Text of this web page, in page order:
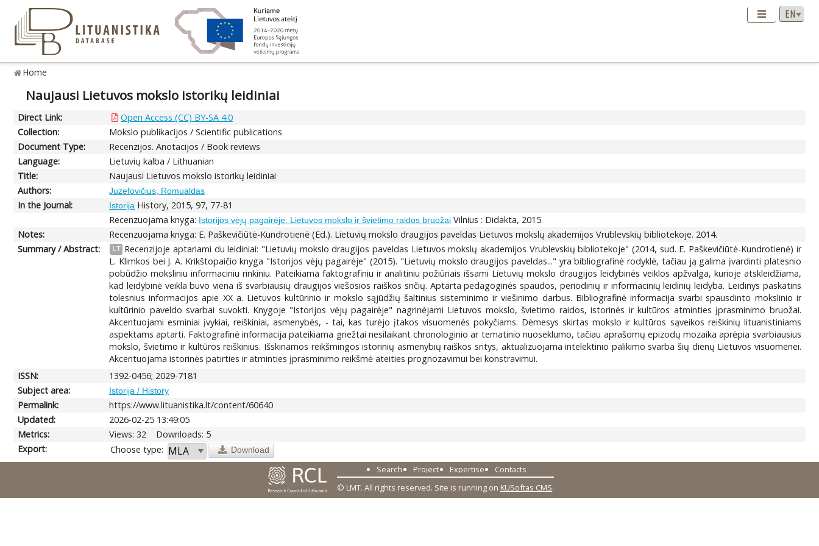
Home
Naujausi Lietuvos mokslo istorikų leidiniai
Direct Link:
Open Access (CC) BY-SA 4.0
Collection:
Mokslo publikacijos / Scientific publications
Document Type:
Recenzijos. Anotacijos / Book reviews
Language:
Lietuvių kalba / Lithuanian
Title:
Naujausi Lietuvos mokslo istorikų leidiniai
Authors:
Juzefovičius, Romualdas
In the Journal: Istorija History, 2015, 97, 77-81
Recenzuojama knyga: Istorijos vėjų pagairėje: Lietuvos mokslo ir švietimo raidos bruožai Vilnius : Didakta, 2015.
Notes:
Recenzuojama knyga: E. Paškevičiūtė-Kundrotienė (Ed.). Lietuvių mokslo draugijos paveldas Lietuvos mokslų akademijos Vrublevskių bibliotekoje. 2014.
Summary / Abstract:
LT Recenzijoje aptariami du leidiniai: "Lietuvių mokslo draugijos paveldas Lietuvos mokslų akademijos Vrublevskių bibliotekoje" (2014, sud. E. Paškevičiūtė-Kundrotienė) ir
L. Klimkos bei J. A. Krikštopaičio knyga "Istorijos vėjų pagairėje" (2015). "Lietuvių mokslo draugijos paveldas..." yra bibliografinė rodyklė, tačiau ją galima įvardinti platesnio
pobūdžio moksliniu informaciniu rinkiniu. Pateikiama faktografiniu ir analitiniu požiūriais išsami Lietuvių mokslo draugijos leidybinės veiklos apžvalga, kurioje atskleidžiama,
kad leidybinė veikla buvo viena iš svarbiausių draugijos viešosios raiškos sričių. Aptarta pedagoginės spaudos, periodinių ir informacinių leidinių leidyba. Leidinys paskatins
tolesnius informacijos apie XX a. Lietuvos kultūrinio ir mokslo sąjūdžių šaltinius sisteminimo ir viešinimo darbus. Bibliografinė informacija svarbi spausdinto mokslinio ir
kultūrinio paveldo svarbai suvokti. Knygoje "Istorijos vėjų pagairėje" nagrinėjami Lietuvos mokslo, švietimo raidos, istorinės ir kultūros atminties įprasminimo bruožai.
Akcentuojami esminiai įvykiai, reiškiniai, asmenybės, - tai, kas turėjo įtakos visuomenės pokyčiams. Dėmesys skirtas mokslo ir kultūros sąveikos reiškinių lituanistiniams
aspektams aptarti. Faktografinė informacija pateikiama griežtai nesilaikant chronologinio ar tematinio nuoseklumo, tačiau aprašomų epizodų mozaika aprėpia svarbiausius
mokslo, švietimo ir kultūros reiškinius. Išskiriamos reikšmingos istorinių asmenybių raiškos sritys, aktualizuojama intelektinio palikimo svarba šių dienų Lietuvos visuomenei.
Akcentuojama istorinės patirties ir atminties įprasminimo reikšmė ateities prognozavimui bei konstravimui.
ISSN:
1392-0456; 2029-7181
Subject area:
Istorija / History
Permalink:
https://www.lituanistika.lt/content/60640
Updated:
2026-02-25 13:49:05
Metrics:
Views: 32
Downloads: 5
Export:
Choose type: Download
Search Project Expertise
Contacts
© LMT. All rights reserved. Site is running on KUSoftas CMS.